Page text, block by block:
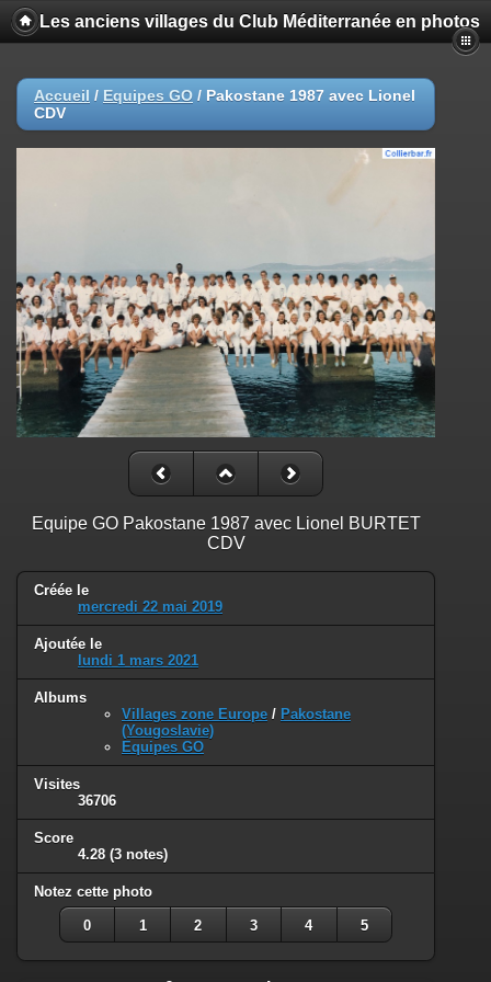
Les anciens villages du Club Méditerranée en photos
Accueil / Equipes GO / Pakostane 1987 avec Lionel
CDV
Equipe GO Pakostane 1987 avec Lionel BURTET
CDV
Créée le
mercredi 22 mai 2019
Ajoutée le
lundi 1 mars 2021
Albums
Villages zone Europe / Pakostane
(Yougoslavie)
Equipes GO
Visites
36706
Score
4.28 (3 notes)
Notez cette photo
0 1 2 3 4 5